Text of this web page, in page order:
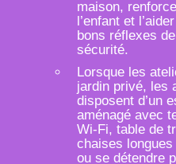
maison,
l’enfant et
bons réflexes
sécurité.
Lorsque les
jardin privé, les
disposent d’un
aménagé avec
Wi-Fi, table de
chaises
ou se détendre